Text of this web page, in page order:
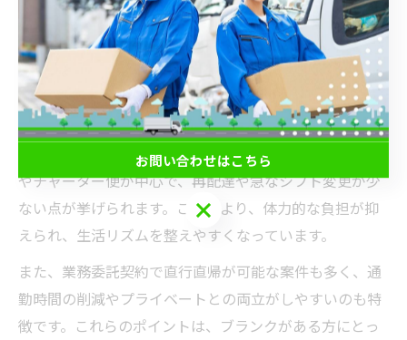
など、実務に役立つ知識を段階的に習得可能です。結果
として長く働き続けるための基盤作りができるのです。
ブランク明けに選ばれる軽貨物求人の共通点
ブランク明けの中高年に選ばれる軽貨物求人には、いく
つかの共通する特徴があります。まず、固定ルート配送
やチャーター便が中心で、再配達や急なシフト変更が少
ない点が挙げられます。これにより、体力的な負担が抑
えられ、生活リズムを整えやすくなっています。
また、業務委託契約で直行直帰が可能な案件も多く、通
勤時間の削減やプライベートとの両立がしやすいのも特
徴です。これらのポイントは、ブランクがある方にとっ
お問い合わせはこちら
お問い合わせはこちら